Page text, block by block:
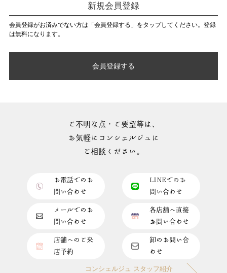
新規会員登録
会員登録がお済みでない方は「会員登録する」をタップしてください。登録
は無料になります。
会員登録する
ご不明な点・ご要望等は、
お気軽にコンシェルジュに
ご相談ください。
お電話でのお
問い合わせ
LINEでのお
問い合わせ
メールでのお
問い合わせ
各店舗へ直接
お問い合わせ
店舗へのご来
店予約
卸のお問い合
わせ
コンシェルジュ スタッフ紹介